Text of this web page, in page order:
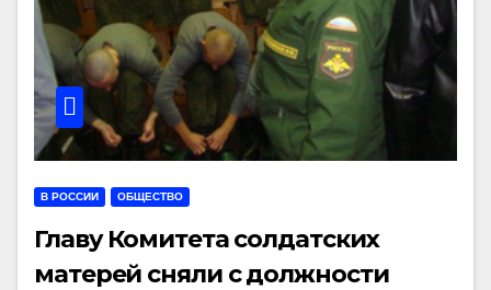
В РОССИИ ОБЩЕСТВО
Главу Комитета солдатских
матерей сняли с должности